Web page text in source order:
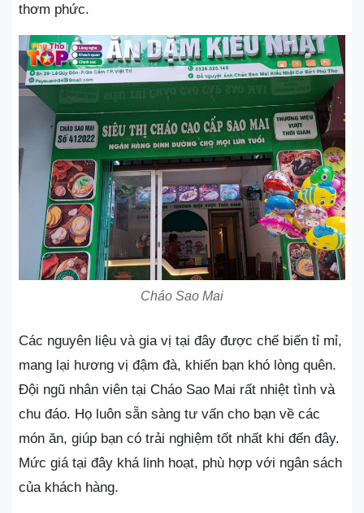
thơm phức.
Cháo Sao Mai
Các nguyên liệu và gia vị tại đây được chế biến tỉ mỉ,
mang lại hương vị đậm đà, khiến bạn khó lòng quên.
Đội ngũ nhân viên tại Cháo Sao Mai rất nhiệt tình và
chu đáo. Họ luôn sẵn sàng tư vấn cho bạn về các
món ăn, giúp bạn có trải nghiệm tốt nhất khi đến đây.
Mức giá tại đây khá linh hoạt, phù hợp với ngân sách
của khách hàng.